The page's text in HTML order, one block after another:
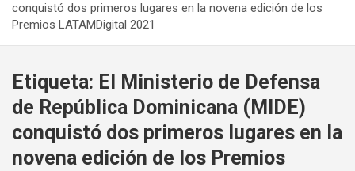
conquistó dos primeros lugares en la novena edición de los
Premios LATAMDigital 2021
Etiqueta: El Ministerio de Defensa
de República Dominicana (MIDE)
conquistó dos primeros lugares en la
novena edición de los Premios